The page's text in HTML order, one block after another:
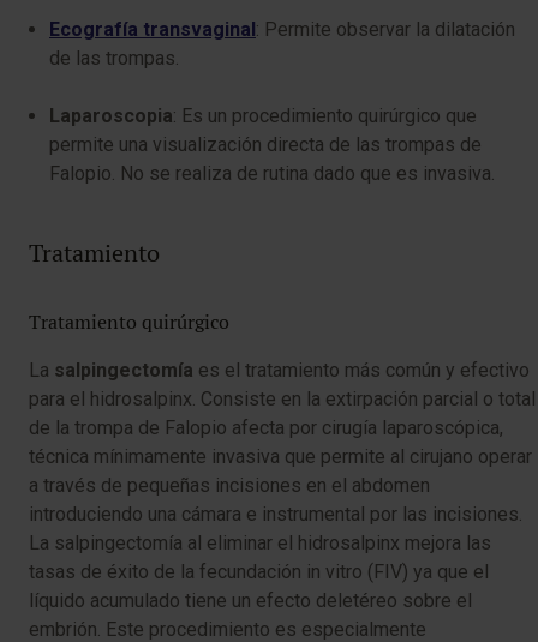
Ecografía transvaginal : Permite observar la dilatación
de las trompas.
Laparoscopia: Es un procedimiento quirúrgico que
permite una visualización directa de las trompas de
Falopio. No se realiza de rutina dado que es invasiva.
Tratamiento
Tratamiento quirúrgico
La salpingectomía es el tratamiento más común y efectivo
para el hidrosalpinx. Consiste en la extirpación parcial o total
de la trompa de Falopio afecta por cirugía laparoscópica,
técnica mínimamente invasiva que permite al cirujano operar
a través de pequeñas incisiones en el abdomen
introduciendo una cámara e instrumental por las incisiones.
La salpingectomía al eliminar el hidrosalpinx mejora las
tasas de éxito de la fecundación in vitro (FIV) ya que el
líquido acumulado tiene un efecto deletéreo sobre el
embrión. Este procedimiento es especialmente